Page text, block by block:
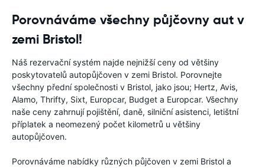
Porovnáváme všechny půjčovny aut v
zemi Bristol!
Náš rezervační systém najde nejnižší ceny od většiny
poskytovatelů autopůjčoven v zemi Bristol. Porovnejte
všechny přední společnosti v Bristol, jako jsou; Hertz, Avis,
Alamo, Thrifty, Sixt, Europcar, Budget a Europcar. Všechny
naše ceny zahrnují pojištění, daně, silniční asistenci, letištní
příplatek a neomezený počet kilometrů u většiny
autopůjčoven.
Porovnáváme nabídky různých půjčoven v zemi Bristol a